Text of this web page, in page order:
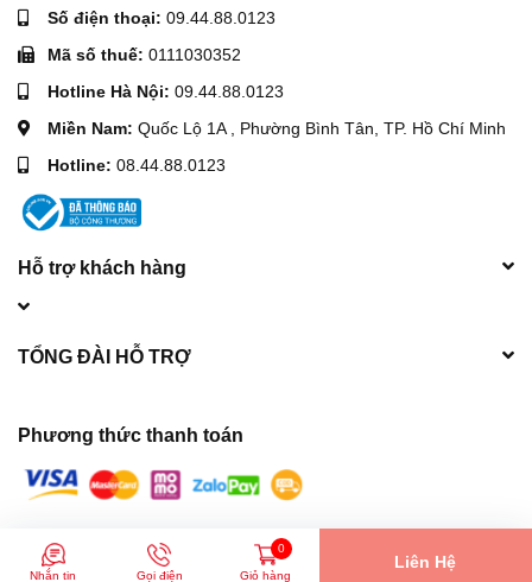
Số điện thoại: 09.44.88.0123
Mã số thuế: 0111030352
Hotline Hà Nội: 09.44.88.0123
Miền Nam: Quốc Lộ 1A , Phường Bình Tân, TP. Hồ Chí Minh
Hotline: 08.44.88.0123
Hỗ trợ khách hàng
TỔNG ĐÀI HỖ TRỢ
Phương thức thanh toán
© Bản quyền thuộc về Máy móc xây dựng Hòa Phát
Sapo
Nhắn tin Gọi điện
0
Giỏ hàng
Liên Hệ